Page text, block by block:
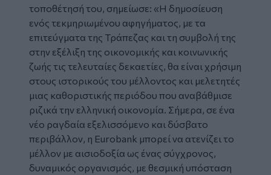
τοποθέτησή του, σημείωσε: «Η δημοσίευση
ενός τεκμηριωμένου αφηγήματος, με τα
επιτεύγματα της Τράπεζας και τη συμβολή της
στην εξέλιξη της οικονομικής και κοινωνικής
ζωής τις τελευταίες δεκαετίες, θα είναι χρήσιμη
στους ιστορικούς του μέλλοντος και μελετητές
μιας καθοριστικής περιόδου που αναβάθμισε
ριζικά την ελληνική οικονομία. Σήμερα, σε ένα
νέο ραγδαία εξελισσόμενο και δύσβατο
περιβάλλον, η Eurobank μπορεί να ατενίζει το
μέλλον με αισιοδοξία ως ένας σύγχρονος,
δυναμικός οργανισμός, με θεσμική υπόσταση